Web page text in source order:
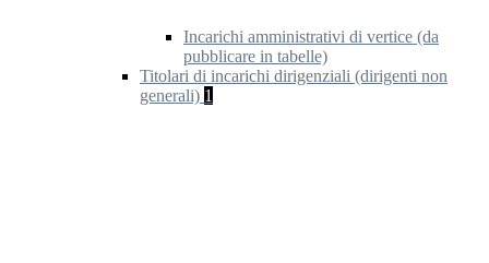
Incarichi amministrativi di vertice (da
pubblicare in tabelle)
Titolari di incarichi dirigenziali (dirigenti non
generali) 1